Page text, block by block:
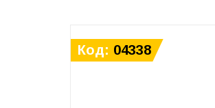
Код: 04338